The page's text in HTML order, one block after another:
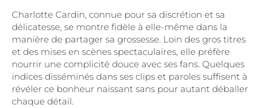
Charlotte Cardin, connue pour sa discrétion et sa
délicatesse, se montre fidèle à elle-même dans la
manière de partager sa grossesse. Loin des gros titres
et des mises en scènes spectaculaires, elle préfère
nourrir une complicité douce avec ses fans. Quelques
indices disséminés dans ses clips et paroles suffisent à
révéler ce bonheur naissant sans pour autant déballer
chaque détail.